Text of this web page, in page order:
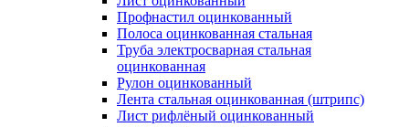
Профнастил оцинкованный
Полоса оцинкованная стальная
Труба электросварная стальная
оцинкованная
Рулон оцинкованный
Лента стальная оцинкованная (штрипс)
Лист рифлёный оцинкованный